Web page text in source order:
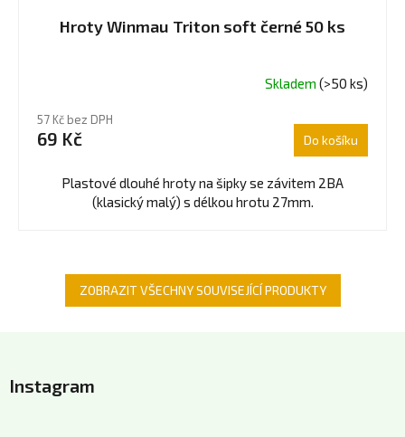
Hroty Winmau Triton soft černé 50 ks
Skladem (>50 ks)
57 Kč bez DPH
69 Kč Do košíku
Plastové dlouhé hroty na šipky se závitem 2BA
(klasický malý) s délkou hrotu 27mm.
ZOBRAZIT VŠECHNY SOUVISEJÍCÍ PRODUKTY
pInstagram